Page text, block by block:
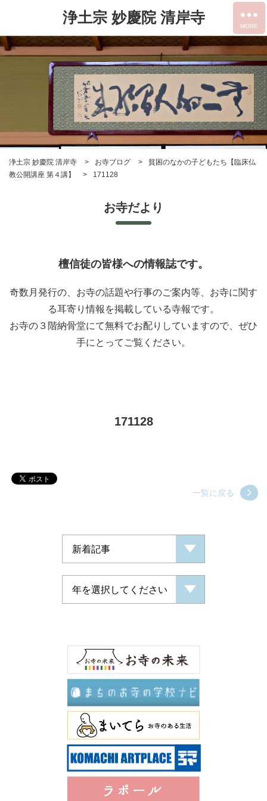
浄土宗 妙慶院 清岸寺
浄土宗 妙慶院 清岸寺 お寺ブログ
貧困のなかの子どもたち【臨床仏
教公開講座 第４講】
171128
お寺だより
檀信徒の皆様への情報誌です。
奇数月発行の、お寺の話題や行事のご案内等、お寺に関す
る耳寄り情報を掲載している寺報です。
お寺の３階納骨堂にて無料でお配りしていますので、ぜひ
手にとってご覧ください。
171128
一覧に戻る